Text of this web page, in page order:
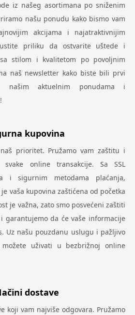
iz našeg asortimana po sniženim
našu ponudu kako bismo vam
akcijama i najatraktivnijim
priliku da ostvarite uštede i
stilom i kvalitetom po povoljnim
naš newsletter kako biste bili prvi
našim aktuelnim ponudama i
kupovina
prioritet. Pružamo vam zaštitu i
svake online transakcije. Sa SSL
i sigurnim metodama plaćanja,
vaša kupovina zaštićena od početka
je važna, zato smo posvećeni zaštiti
garantujemo da će vaše informacije
Uz našu pouzdanu uslugu i pažljivo
možete uživati u bezbrižnoj online
dostave
koji vam najviše odgovara. Pružamo